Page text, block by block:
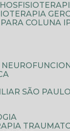
PARA COLUNA
SÃO PAULO